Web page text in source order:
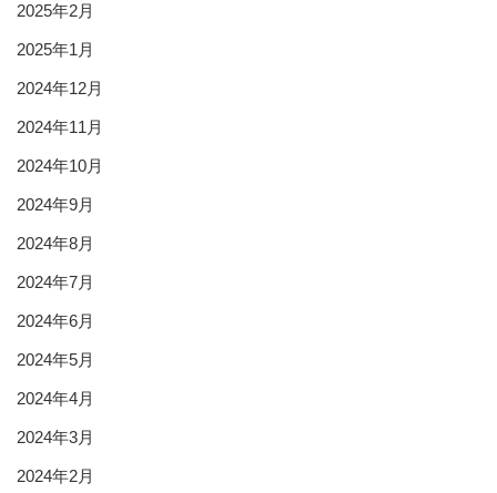
2025年2月
2025年1月
2024年12月
2024年11月
2024年10月
2024年9月
2024年8月
2024年7月
2024年6月
2024年5月
2024年4月
2024年3月
2024年2月